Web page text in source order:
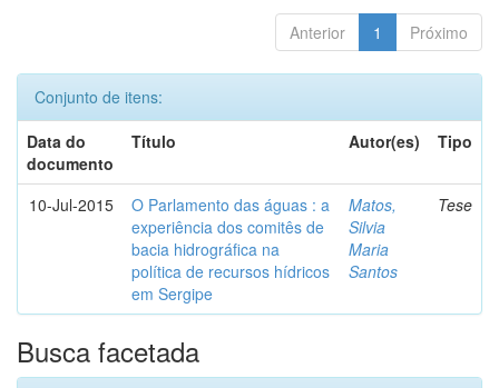
Anterior 1 Próximo
Conjunto de itens:
Data do
documento
Título Autor(es) Tipo
10-Jul-2015
O Parlamento das águas : a
experiência dos comitês de
bacia hidrográfica na
política de recursos hídricos
em Sergipe
Matos,
Silvia
Maria
Santos
Tese
Busca facetada